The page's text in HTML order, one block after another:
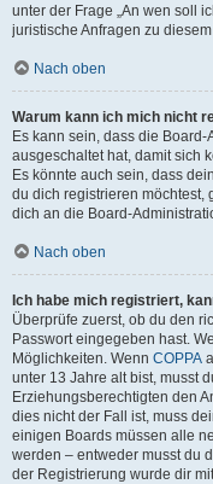
unter der Frage „An wen soll
juristische Anfragen zu
Nach oben
Warum kann ich mich nicht
Es kann sein, dass die
ausgeschaltet hat, damit sich
Es könnte auch sein, dass
du dich registrieren möchtest,
dich an die Board-
Nach oben
Ich habe mich registriert,
Überprüfe zuerst, ob du den
Passwort eingegeben hast.
Möglichkeiten. Wenn COPPA
unter 13 Jahre alt bist, musst
Erziehungsberechtigten den
dies nicht der Fall ist, muss
einigen Boards müssen alle
werden – entweder musst du
der Registrierung wurde dir